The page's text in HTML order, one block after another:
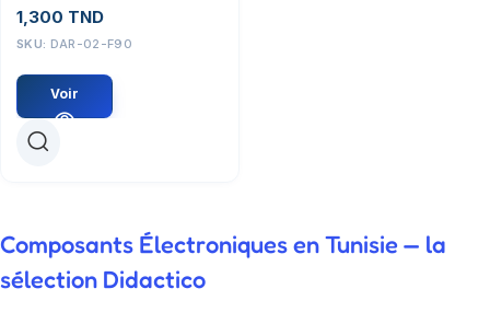
1,300 TND
SKU: DAR-02-F90
Voir
Composants Électroniques en Tunisie — la
sélection Didactico